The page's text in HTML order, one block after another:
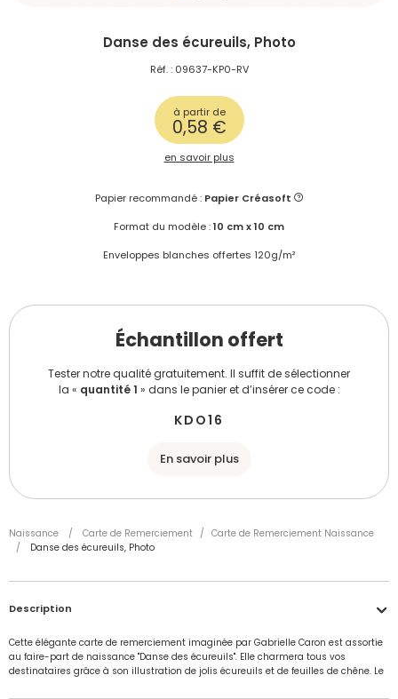
Danse des écureuils, Photo
Réf. : 09637-KP0-RV
à partir de
0,58 €
en savoir plus
Papier recommandé :Papier Créasoft
Format du modèle :10 cm x 10 cm
Enveloppes blanches offertes 120g/m²
Échantillon offert
Tester notre qualité gratuitement. Il suffit de sélectionner
la « quantité 1 » dans le panier et d’insérer ce code :
KDO16
En savoir plus
Naissance / Carte de Remerciement / Carte de Remerciement Naissance
/
Danse des écureuils, Photo
Description
Cette élégante carte de remerciement imaginée par Gabrielle Caron est assortie
au faire-part de naissance "Danse des écureuils". Elle charmera tous vos
destinataires grâce à son illustration de jolis écureuils et de feuilles de chêne. Le